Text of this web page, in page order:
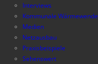
Interviews
Kommunale Wärmewende
Medien
Netzausbau
Praxisbeispiele
Sehenswert